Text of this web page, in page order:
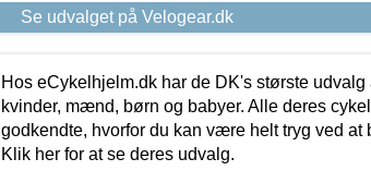
Se udvalget på Velogear.dk
Hos eCykelhjelm.dk har de DK's største udvalg
kvinder, mænd, børn og babyer. Alle deres
godkendte, hvorfor du kan være helt tryg ved at
Klik her for at se deres udvalg.